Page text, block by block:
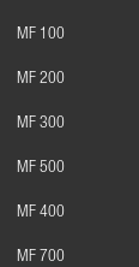
MF 100
MF 200
MF 300
MF 500
MF 400
MF 700